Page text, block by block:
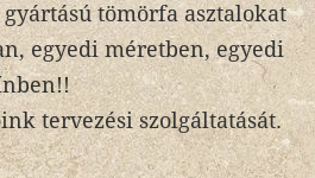
tömörfa asztalokat
egyedi méretben, egyedi
tervezési szolgáltatását.